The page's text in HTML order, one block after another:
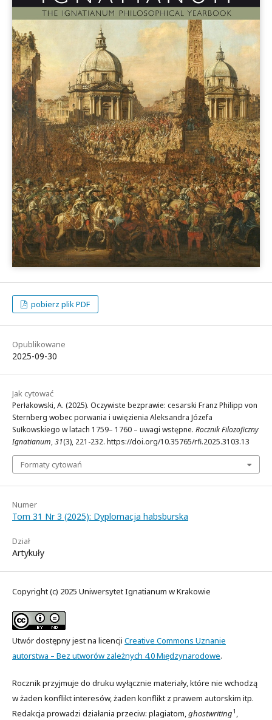
pobierz plik PDF
Opublikowane
2025-09-30
Jak cytować
Perłakowski, A. (2025). Oczywiste bezprawie: cesarski Franz Philipp von
Sternberg wobec porwania i uwięzienia Aleksandra Józefa
Sułkowskiego w latach 1759– 1760 – uwagi wstępne. Rocznik Filozoficzny
Ignatianum,31(3), 221-232. https://doi.org/10.35765/rfi.2025.3103.13
Formaty cytowań
Numer
Tom 31 Nr 3 (2025): Dyplomacja habsburska
Dział
Artykuły
Copyright (c) 2025 Uniwersytet Ignatianum w Krakowie
Utwór dostępny jest na licencji Creative Commons Uznanie
autorstwa – Bez utworów zależnych 4.0 Międzynarodowe.
Rocznik przyjmuje do druku wyłącznie materiały, które nie wchodzą
w żaden konflikt interesów, żaden konflikt z prawem autorskim itp.
Redakcja prowadzi działania przeciw: plagiatom,ghostwriting1 ,